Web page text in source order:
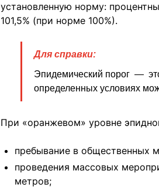
установленную норму:
101,5% (при норме 100%).
Для справки:
Эпидемический порог —
определенных условиях
При «оранжевом» уровне
пребывание в общественных
проведения массовых
метров;